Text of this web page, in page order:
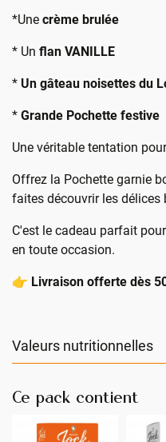
*Une crème brulée
* Un flan VANILLE
* Un gâteau noisettes du
* Grande Pochette festive
Une véritable tentation
Offrez la Pochette garnie
faites découvrir les délices
C'est le cadeau parfait
en toute occasion.
👉 Livraison offerte dès
Valeurs nutritionnelles
Ce pack contient